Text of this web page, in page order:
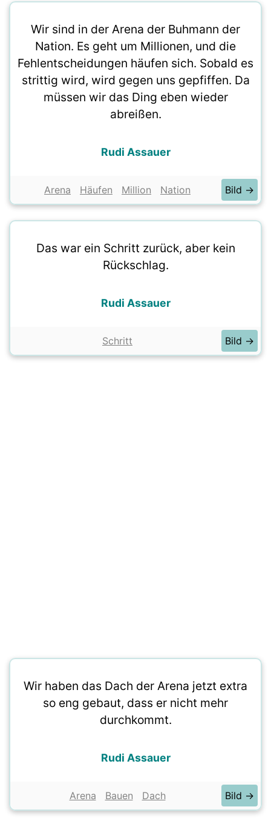
Wir sind in der Arena der Buhmann der
Nation. Es geht um Millionen, und die
Fehlentscheidungen häufen sich. Sobald es
strittig wird, wird gegen uns gepfiffen. Da
müssen wir das Ding eben wieder
abreißen.
Rudi Assauer
Arena Häufen Million Nation Bild →
Das war ein Schritt zurück, aber kein
Rückschlag.
Rudi Assauer
Schritt Bild →
Wir haben das Dach der Arena jetzt extra
so eng gebaut, dass er nicht mehr
durchkommt.
Rudi Assauer
Arena Bauen Dach Bild →